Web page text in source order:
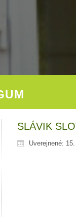
SLÁVIK
Uverejnené: